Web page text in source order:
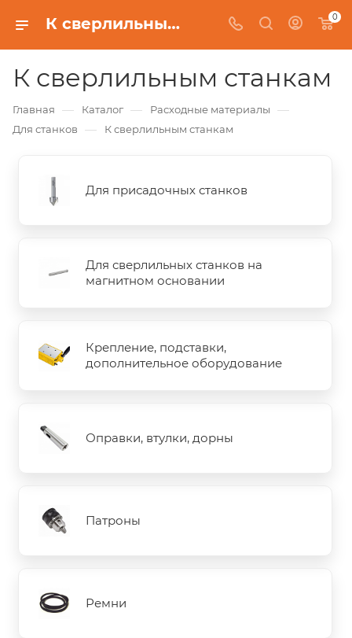
К сверлильным станкам 0
К сверлильным станкам
Главная — Каталог — Расходные материалы —
Для станков — К сверлильным станкам
Для присадочных станков
Для сверлильных станков на
магнитном основании
Крепление, подставки,
дополнительное оборудование
Оправки, втулки, дорны
Патроны
Ремни